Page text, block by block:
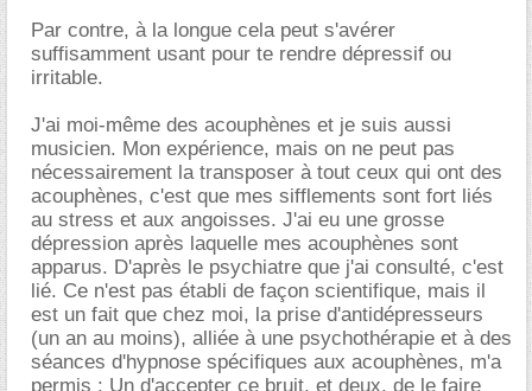
Par contre, à la longue cela peut s'avérer
suffisamment usant pour te rendre dépressif ou
irritable.
J'ai moi-même des acouphènes et je suis aussi
musicien. Mon expérience, mais on ne peut pas
nécessairement la transposer à tout ceux qui ont des
acouphènes, c'est que mes sifflements sont fort liés
au stress et aux angoisses. J'ai eu une grosse
dépression après laquelle mes acouphènes sont
apparus. D'après le psychiatre que j'ai consulté, c'est
lié. Ce n'est pas établi de façon scientifique, mais il
est un fait que chez moi, la prise d'antidépresseurs
(un an au moins), alliée à une psychothérapie et à des
séances d'hypnose spécifiques aux acouphènes, m'a
permis : Un d'accepter ce bruit, et deux, de le faire